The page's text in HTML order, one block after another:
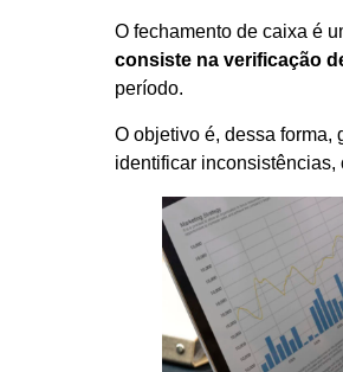
O fechamento de caixa é
consiste na verificação
período.
O objetivo é, dessa forma,
identificar inconsistências,